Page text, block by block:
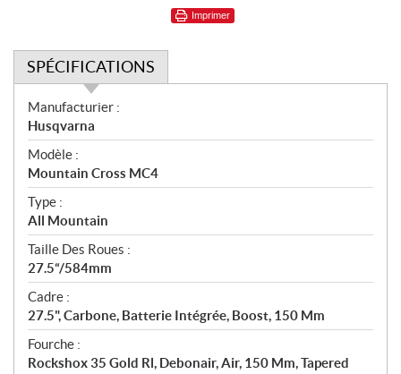
Imprimer
SPÉCIFICATIONS
S
p
é
c
i
f
i
c
a
t
i
o
n
s
Manufacturier :
Husqvarna
Modèle :
Mountain Cross MC4
Type :
All Mountain
Taille Des Roues :
27.5“/584mm
Cadre :
27.5", Carbone, Batterie Intégrée, Boost, 150 Mm
Fourche :
Rockshox 35 Gold Rl, Debonair, Air, 150 Mm, Tapered